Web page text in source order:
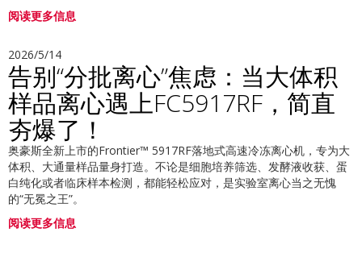
阅读更多信息
2026/5/14
告别“分批离心”焦虑：当大体积
样品离心遇上FC5917RF，简直
夯爆了！
奥豪斯全新上市的Frontier™ 5917RF落地式高速冷冻离心机，专为大
体积、大通量样品量身打造。不论是细胞培养筛选、发酵液收获、蛋
白纯化或者临床样本检测，都能轻松应对，是实验室离心当之无愧
的“无冕之王”。
阅读更多信息